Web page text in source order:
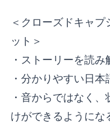
＜クローズドキャプ
ット＞
・ストーリーを読み
・分かりやすい日
・音からではなく
けができるようにな